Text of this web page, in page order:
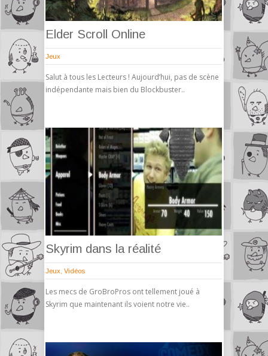
Elder Scroll Online
Jeux
Salut à tous les Lecteurs ! Aujourd’hui, pas de scène
indépendante mais bien du Blockbuster..
Skyrim dans la réalité
Jeux Vidéos
Les mecs de GroBroPros ont tellement joué à
Skyrim que maintenant ils voient notre vie..